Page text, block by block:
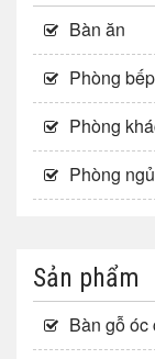
Bàn ăn
Phòng bếp
Phòng
Phòng ngủ
Sản phẩm
Bàn gỗ óc